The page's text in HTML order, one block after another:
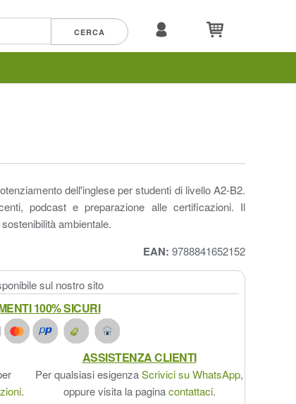
dell'inglese per studenti di livello A2-B2.
podcast e preparazione alle certificazioni. Il
ambientale.
EAN: 9788841652152
sul nostro sito
100% SICURI
ASSISTENZA CLIENTI
Per qualsiasi esigenzaScrivici su WhatsApp,
oppure visita la paginacontattaci.
.